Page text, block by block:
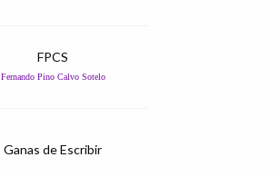
FPCS
Fernando Pino Calvo Sotelo
Ganas de Escribir